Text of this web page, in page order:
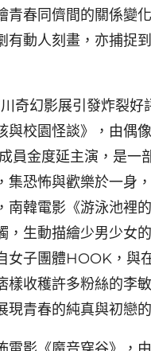
青春同儕間的關係變
有動人刻畫，亦捕捉
奇幻影展引發炸裂好
與校園怪談》，由偶
員金度延主演，是一
集恐怖與歡樂於一身
南韓電影《游泳池裡
，生動描繪少男少女
女子團體HOOK，與
樣收穫許多粉絲的李
現青春的純真與初戀